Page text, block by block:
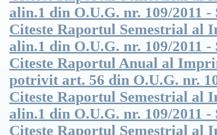
alin.1 din O.U.G. nr. 109/2011 -
Citeste Raportul Semestrial
alin.1 din O.U.G. nr. 109/2011 -
Citeste Raportul Anual al
potrivit art. 56 din O.U.G. nr.
Citeste Raportul Semestrial
alin.1 din O.U.G. nr. 109/2011 -
Citeste Raportul Semestrial